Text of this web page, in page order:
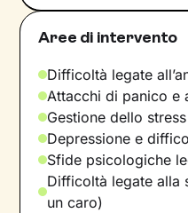
Aree di intervento
Difficoltà legate
Attacchi di panico e
Gestione dello stress
Depressione e
Sfide psicologiche
Difficoltà legate alla
un caro)